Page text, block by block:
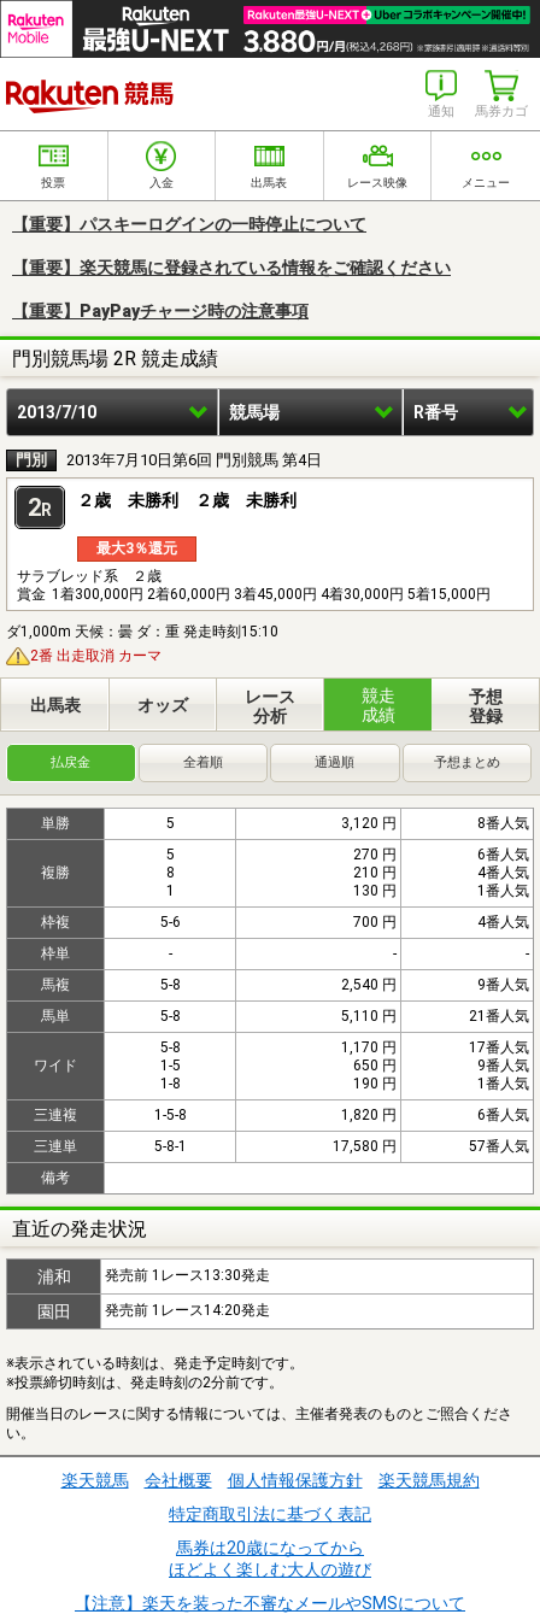
馬券カゴ
通知
投票 入金 出馬表 レース映像 メニュー
【重要】パスキーログインの一時停止について
【重要】楽天競馬に登録されている情報をご確認ください
【重要】PayPayチャージ時の注意事項
門別競馬場 2R 競走成績
2013/7/10 競馬場 R番号
門別 2013年7月10日第6回 門別競馬 第4日
2R ２歳 未勝利 ２歳 未勝利
最大3％還元
サラブレッド系 ２歳
賞金 1着300,000円 2着60,000円 3着45,000円 4着30,000円 5着15,000円
ダ1,000m 天候：曇 ダ：重 発走時刻15:10
2番 出走取消 カーマ
出馬表 オッズ
レース
分析
競走
成績
予想
登録
払戻金 全着順 通過順 予想まとめ
単勝 5 3,120 円 8番人気
複勝
5
8
1
270 円
210 円
130 円
6番人気
4番人気
1番人気
枠複
5-6 700 円
4番人気
枠単
- -
-
馬複
5-8 2,540 円
9番人気
馬単
5-8 5,110 円 21番人気
ワイド
5-8
1-5
1-8
1,170 円
650 円
190 円
17番人気
9番人気
1番人気
三連複
1-5-8 1,820 円
6番人気
三連単
5-8-1 17,580 円
57番人気
備考
直近の発走状況
浦和 発売前 1レース13:30発走
園田 発売前 1レース14:20発走
※表示されている時刻は、発走予定時刻です。
※投票締切時刻は、発走時刻の2分前です。
開催当日のレースに関する情報については、主催者発表のものとご照合くださ
い。
楽天競馬 会社概要 個人情報保護方針
楽天競馬規約
特定商取引法に基づく表記
馬券は20歳になってから
ほどよく楽しむ大人の遊び
【注意】楽天を装った不審なメールやSMSについて